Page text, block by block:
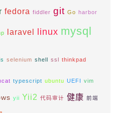
fedora fiddler git Go harbor
laravel linux mysql
selenium shell ssl thinkpad
typescript ubuntu UEFI vim
yii Yii2 代码审计 健康 前端